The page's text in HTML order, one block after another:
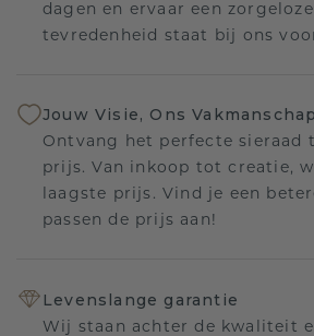
dagen en ervaar een
tevredenheid staat bij ons
Jouw Visie, Ons Vakmanschap
Ontvang het perfecte sieraad
prijs. Van inkoop tot creatie,
laagste prijs. Vind je een
passen de prijs aan!
Levenslange garantie
Wij staan achter de kwaliteit